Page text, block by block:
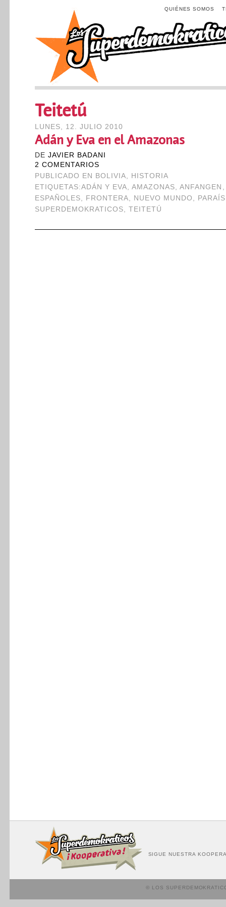
QUIÉNES SOMOS
Teitetú
LUNES, 12. JULIO 2010
Adán y Eva en el Amazonas
DE JAVIER BADANI
2 COMENTARIOS
PUBLICADO EN
BOLIVIA, HISTORIA
ETIQUETAS:ADÁN Y EVA,AMAZONAS,ANFANGEN
ESPAÑOLES, FRONTERA, NUEVO MUNDO ,
SUPERDEMOKRATICOS, TEITETÚ
SIGUE NUESTRA
© LOS